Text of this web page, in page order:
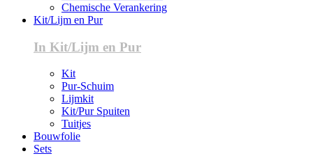
Chemische Verankering
Kit/Lijm en Pur
In Kit/Lijm en Pur
Kit
Pur-Schuim
Lijmkit
Kit/Pur Spuiten
Tuitjes
Bouwfolie
Sets